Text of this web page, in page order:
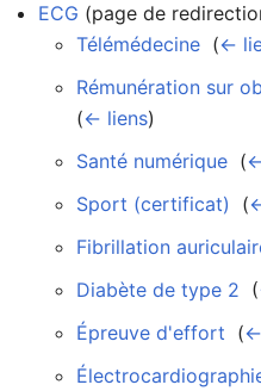
ECG (page de
Télémédecine (←
Rémunération sur
(← liens)
Santé numérique (
Sport (certificat)
(
Fibrillation
Diabète de type 2 (
Épreuve d'effort (